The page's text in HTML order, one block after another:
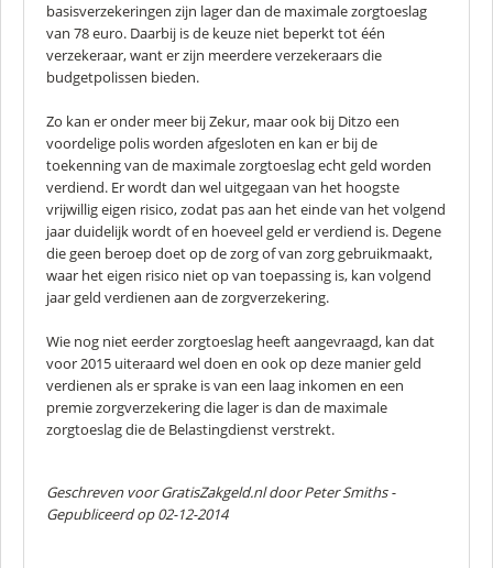
basisverzekeringen zijn lager dan de maximale zorgtoeslag
van 78 euro. Daarbij is de keuze niet beperkt tot één
verzekeraar, want er zijn meerdere verzekeraars die
budgetpolissen bieden.
Zo kan er onder meer bij Zekur, maar ook bij Ditzo een
voordelige polis worden afgesloten en kan er bij de
toekenning van de maximale zorgtoeslag echt geld worden
verdiend. Er wordt dan wel uitgegaan van het hoogste
vrijwillig eigen risico, zodat pas aan het einde van het volgend
jaar duidelijk wordt of en hoeveel geld er verdiend is. Degene
die geen beroep doet op de zorg of van zorg gebruikmaakt,
waar het eigen risico niet op van toepassing is, kan volgend
jaar geld verdienen aan de zorgverzekering.
Wie nog niet eerder zorgtoeslag heeft aangevraagd, kan dat
voor 2015 uiteraard wel doen en ook op deze manier geld
verdienen als er sprake is van een laag inkomen en een
premie zorgverzekering die lager is dan de maximale
zorgtoeslag die de Belastingdienst verstrekt.
Geschreven voor GratisZakgeld.nl doorPeter Smiths-
Gepubliceerd op 02-12-2014